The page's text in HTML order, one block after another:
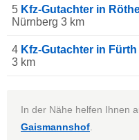
5 Kfz-Gutachter in
Nürnberg 3 km
4 Kfz-Gutachter in Fürth
3 km
In der Nähe helfen Ihnen
Gaismannshof